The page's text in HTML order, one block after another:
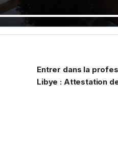
Entrer dans la
Libye : Attestation